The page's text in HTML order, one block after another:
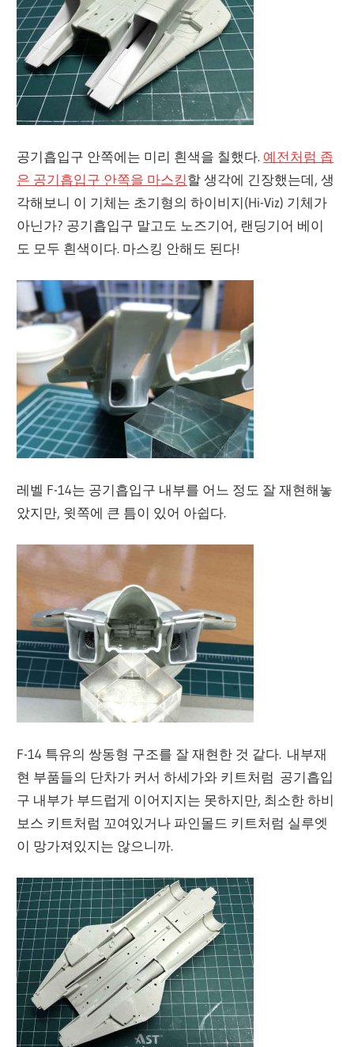
공기흡입구 안쪽에는 미리 흰색을 칠했다. 예전처럼 좁
은 공기흡입구 안쪽을 마스킹할 생각에 긴장했는데, 생
각해보니 이 기체는 초기형의 하이비지(Hi-Viz) 기체가
아닌가? 공기흡입구 말고도 노즈기어, 랜딩기어 베이
도 모두 흰색이다. 마스킹 안해도 된다!
레벨 F-14는 공기흡입구 내부를 어느 정도 잘 재현해놓
았지만, 윗쪽에 큰 틈이 있어 아쉽다.
F-14 특유의 쌍동형 구조를 잘 재현한 것 같다. 내부재
현 부품들의 단차가 커서 하세가와 키트처럼 공기흡입
구 내부가 부드럽게 이어지지는 못하지만, 최소한 하비
보스 키트처럼 꼬여있거나 파인몰드 키트처럼 실루엣
이 망가져있지는 않으니까.